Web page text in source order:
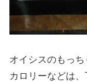
オイシスのもっ
カロリーなどは、